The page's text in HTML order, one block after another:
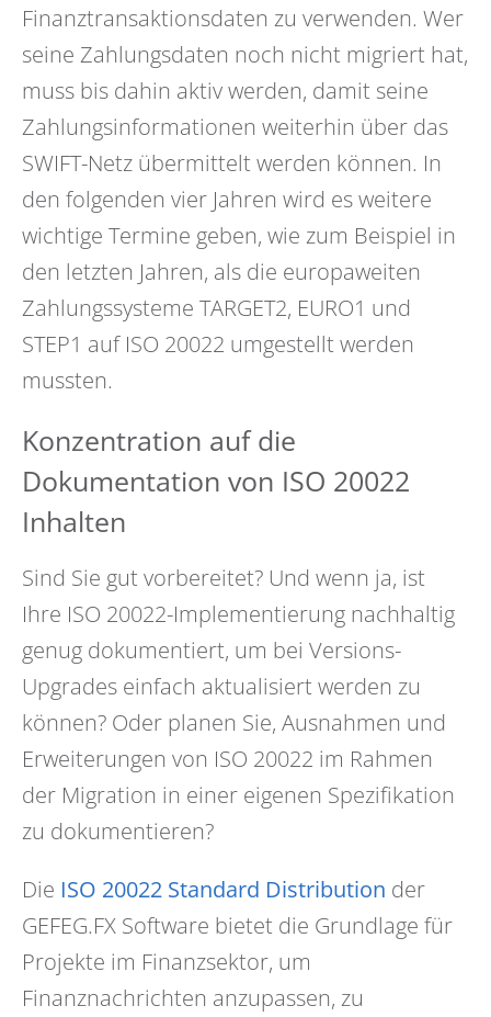
Finanztransaktionsdaten zu verwenden. Wer
seine Zahlungsdaten noch nicht migriert hat,
muss bis dahin aktiv werden, damit seine
Zahlungsinformationen weiterhin über das
SWIFT-Netz übermittelt werden können. In
den folgenden vier Jahren wird es weitere
wichtige Termine geben, wie zum Beispiel in
den letzten Jahren, als die europaweiten
Zahlungssysteme TARGET2, EURO1 und
STEP1 auf ISO 20022 umgestellt werden
mussten.
Konzentration auf die
Dokumentation von ISO 20022
Inhalten
Sind Sie gut vorbereitet? Und wenn ja, ist
Ihre ISO 20022-Implementierung nachhaltig
genug dokumentiert, um bei Versions-
Upgrades einfach aktualisiert werden zu
können? Oder planen Sie, Ausnahmen und
Erweiterungen von ISO 20022 im Rahmen
der Migration in einer eigenen Spezifikation
zu dokumentieren?
Die ISO 20022 Standard Distribution der
GEFEG.FX Software bietet die Grundlage für
Projekte im Finanzsektor, um
Finanznachrichten anzupassen, zu